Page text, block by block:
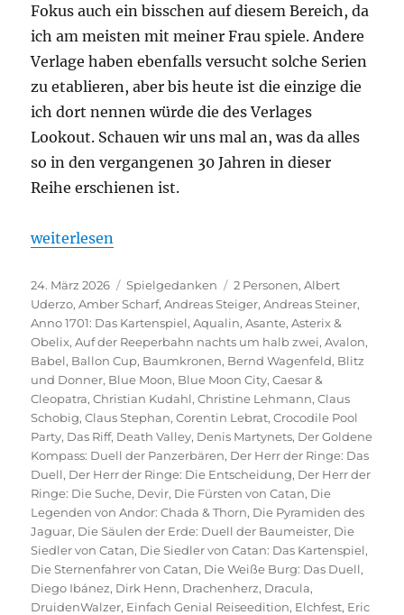
Fokus auch ein bisschen auf diesem Bereich, da
ich am meisten mit meiner Frau spiele. Andere
Verlage haben ebenfalls versucht solche Serien
zu etablieren, aber bis heute ist die einzige die
ich dort nennen würde die des Verlages
Lookout. Schauen wir uns mal an, was da alles
so in den vergangenen 30 Jahren in dieser
Reihe erschienen ist.
„KOSMOS Spiele für Zwei – 30 Jahre“
weiterlesen
Veröffentlicht
am
24. März 2026 Kategorien
Spielgedanken Schlagwörter
2 Personen,Albert
Uderzo,Amber Scharf,Andreas Steiger,Andreas Steiner,
Anno 1701: Das Kartenspiel,Aqualin,Asante,Asterix &
Obelix,Auf der Reeperbahn nachts um halb zwei,Avalon,
Babel, Ballon Cup, Baumkronen, Bernd Wagenfeld, Blitz
und Donner, Blue Moon, Blue Moon City,Caesar &
Cleopatra,Christian Kudahl,Christine Lehmann,Claus
Schobig,Claus Stephan,Corentin Lebrat,Crocodile Pool
Party, Das Riff, Death Valley, Denis Martynets, Der Goldene
Kompass: Duell der Panzerbären, Der Herr der Ringe: Das
Duell, Der Herr der Ringe: Die Entscheidung, Der Herr der
Ringe: Die Suche, Devir, Die Fürsten von Catan, Die
Legenden von Andor: Chada & Thorn, Die Pyramiden des
Jaguar, Die Säulen der Erde: Duell der Baumeister, Die
Siedler von Catan, Die Siedler von Catan: Das Kartenspiel,
Die Sternenfahrer von Catan, Die Weiße Burg: Das Duell,
Diego Ibánez, Dirk Henn, Drachenherz, Dracula,
DruidenWalzer, Einfach Genial Reiseedition, Elchfest, Eric